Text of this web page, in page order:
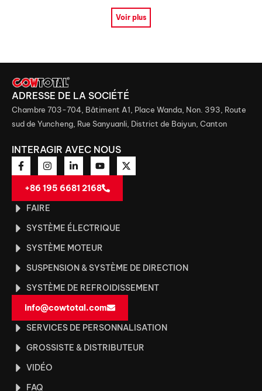
Voir plus
ADRESSE DE LA SOCIÉTÉ
Chambre 703-704, Bâtiment A1, Place Wanda, Non. 393, Route
sud de Yuncheng, Rue Sanyuanli, District de Baiyun, Canton
INTERAGIR AVEC NOUS
+86 195 6681 2168
FAIRE
SYSTÈME ÉLECTRIQUE
SYSTÈME MOTEUR
SUSPENSION & SYSTÈME DE DIRECTION
SYSTÈME DE REFROIDISSEMENT
info@cowtotal.com
SERVICES DE PERSONNALISATION
GROSSISTE & DISTRIBUTEUR
VIDÉO
FAQ